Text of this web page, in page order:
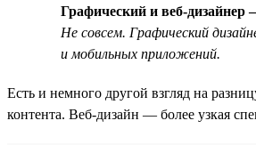
Графический и веб-дизайнер
Не совсем. Графический
и мобильных приложений.
Есть и немного другой взгляд на
контента. Веб-дизайн — более узкая